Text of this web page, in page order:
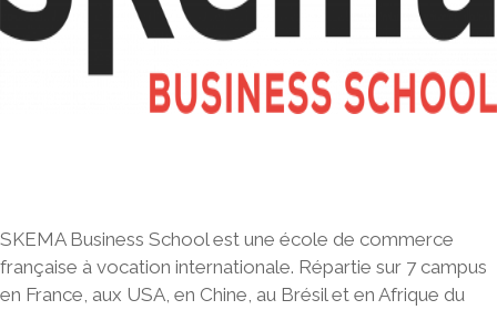
SKEMA Business School est une école de commerce
française à vocation internationale. Répartie sur 7 campus
en France, aux USA, en Chine, au Brésil et en Afrique du